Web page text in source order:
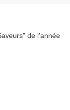
de l'année